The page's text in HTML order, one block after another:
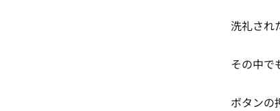
洗礼され
その中で
ボタンの